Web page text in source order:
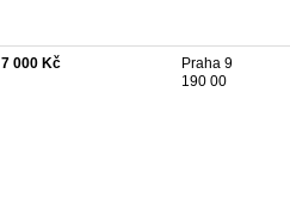
7 000 Kč
Praha 9
190 00